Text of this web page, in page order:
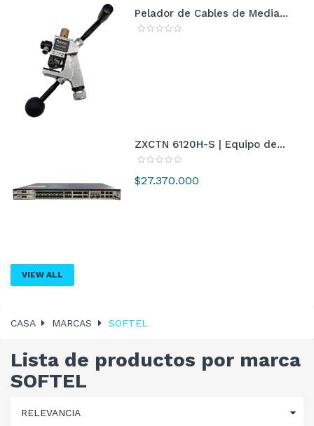
Pelador de Cables de Media...
ZXCTN 6120H-S | Equipo de...
Precio
$27.370.000
VIEW ALL
CASA MARCAS SOFTEL
Lista de productos por marca
SOFTEL
RELEVANCIA 